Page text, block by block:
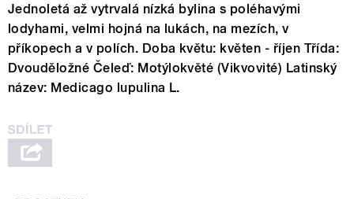
Jednoletá až vytrvalá nízká bylina s poléhavými
lodyhami, velmi hojná na lukách, na mezích, v
příkopech a v polích. Doba květu: květen - říjen Třída:
Dvouděložné Čeleď: Motýlokvěté (Vikvovité) Latinský
název: Medicago lupulina L.